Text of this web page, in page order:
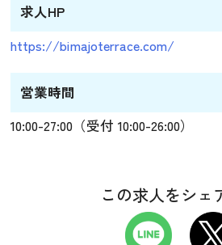
求人HP
https://bimajoterrace.com/
営業時間
10:00-27:00（受付 10:00-26:00）
この求人をシェ